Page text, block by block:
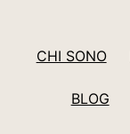
CHI SONO
BLOG